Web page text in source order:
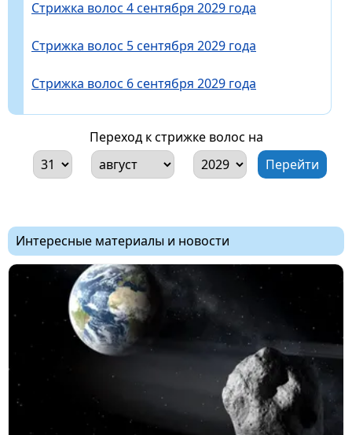
Стрижка волос 4 сентября 2029 года
Стрижка волос 5 сентября 2029 года
Стрижка волос 6 сентября 2029 года
Переход к стрижке волос на
Интересные материалы и новости